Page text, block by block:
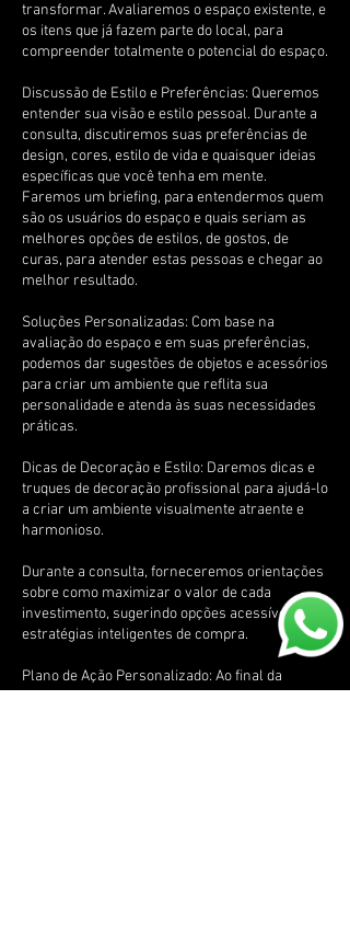
transformar. Avaliaremos o espaço existente, e
os itens que já fazem parte do local, para
compreender totalmente o potencial do espaço.
Discussão de Estilo e Preferências: Queremos
entender sua visão e estilo pessoal. Durante a
consulta, discutiremos suas preferências de
design, cores, estilo de vida e quaisquer ideias
específicas que você tenha em mente.
Faremos um briefing, para entendermos quem
são os usuários do espaço e quais seriam as
melhores opções de estilos, de gostos, de
curas, para atender estas pessoas e chegar ao
melhor resultado.
Soluções Personalizadas: Com base na
avaliação do espaço e em suas preferências,
podemos dar sugestões de objetos e acessórios
para criar um ambiente que reflita sua
personalidade e atenda às suas necessidades
práticas.
Dicas de Decoração e Estilo: Daremos dicas e
truques de decoração profissional para ajudá-lo
a criar um ambiente visualmente atraente e
harmonioso.
Durante a consulta, forneceremos orientações
sobre como maximizar o valor de cada
investimento, sugerindo opções acessíveis e
estratégias inteligentes de compra.
Plano de Ação Personalizado: Ao final da